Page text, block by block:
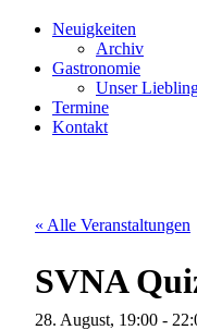
Neuigkeiten
Archiv
Gastronomie
Unser
Termine
Kontakt
« Alle Veranstaltungen
SVNA
28. August, 19:00 -